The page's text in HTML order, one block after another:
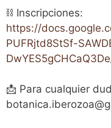
⛓️ Inscripciones:
https://
PUFRjtd8StSf-
📩 Para cualquier